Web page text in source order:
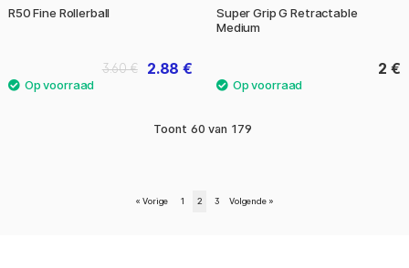
R50 Fine Rollerball
2.88 €
3.60 €
Super Grip G Retractable
Medium
2 €
Toont 60 van 179
« Vorige 1 2 3 Volgende »